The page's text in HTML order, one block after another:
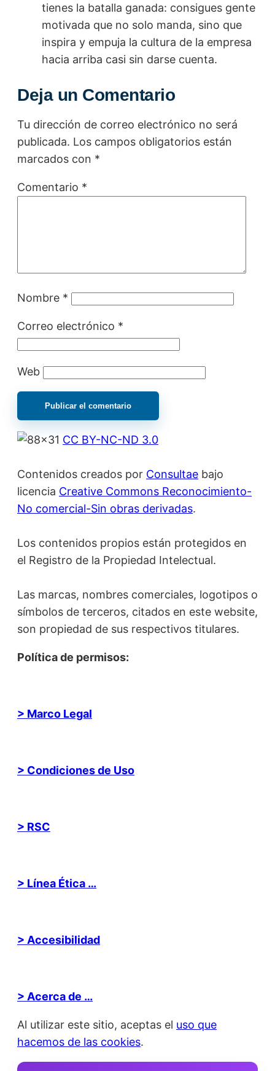
tienes la batalla ganada: consigues gente
motivada que no solo manda, sino que
inspira y empuja la cultura de la empresa
hacia arriba casi sin darse cuenta.
Deja un Comentario
Tu dirección de correo electrónico no será
publicada. Los campos obligatorios están
marcados con *
Comentario *
Nombre *
Correo electrónico *
Web
CC BY-NC-ND 3.0
Contenidos creados por Consultae bajo
licencia Creative Commons Reconocimiento-
No comercial-Sin obras derivadas.
Los contenidos propios están protegidos en
el Registro de la Propiedad Intelectual.
Las marcas, nombres comerciales, logotipos o
símbolos de terceros, citados en este website,
son propiedad de sus respectivos titulares.
Política de permisos:
> Marco Legal
> Condiciones de Uso
> RSC
> Línea Ética …
> Accesibilidad
> Acerca de …
Al utilizar este sitio, aceptas el uso que
hacemos de las cookies.